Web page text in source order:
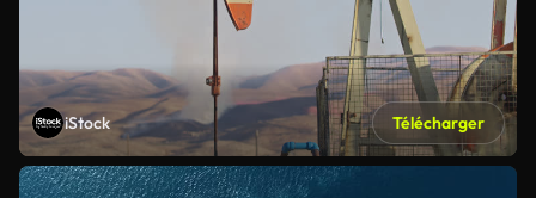
iStock Télécharger